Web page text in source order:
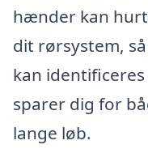
hænder kan
dit rørsystem,
kan
sparer dig for
lange løb.